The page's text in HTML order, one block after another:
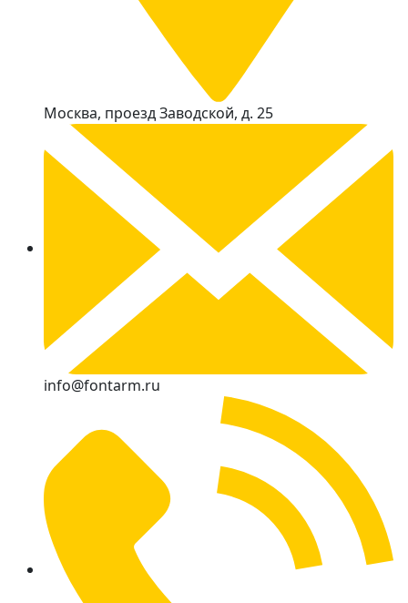
Москва, проезд Заводской, д. 25
info@fontarm.ru